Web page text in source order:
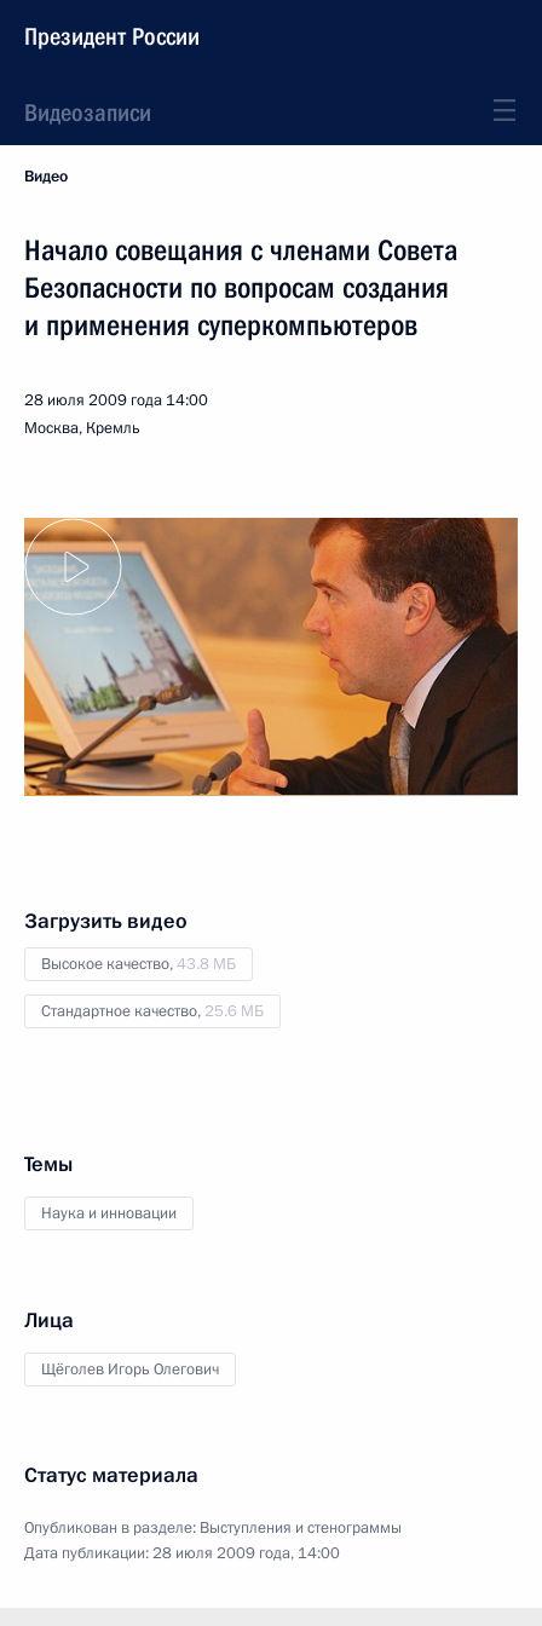
Президент России
Видеозаписи
Видео
Начало совещания с членами Совета
Безопасности по вопросам создания
и применения суперкомпьютеров
28 июля 2009 года 14:00
Москва, Кремль
Загрузить видео
Высокое качество,43.8 МБ
Стандартное качество, 25.6 МБ
Темы
Наука и инновации
Лица
Щёголев Игорь Олегович
Статус материала
Опубликован в разделе: Выступления и стенограммы
Дата публикации:28 июля 2009 года, 14:00